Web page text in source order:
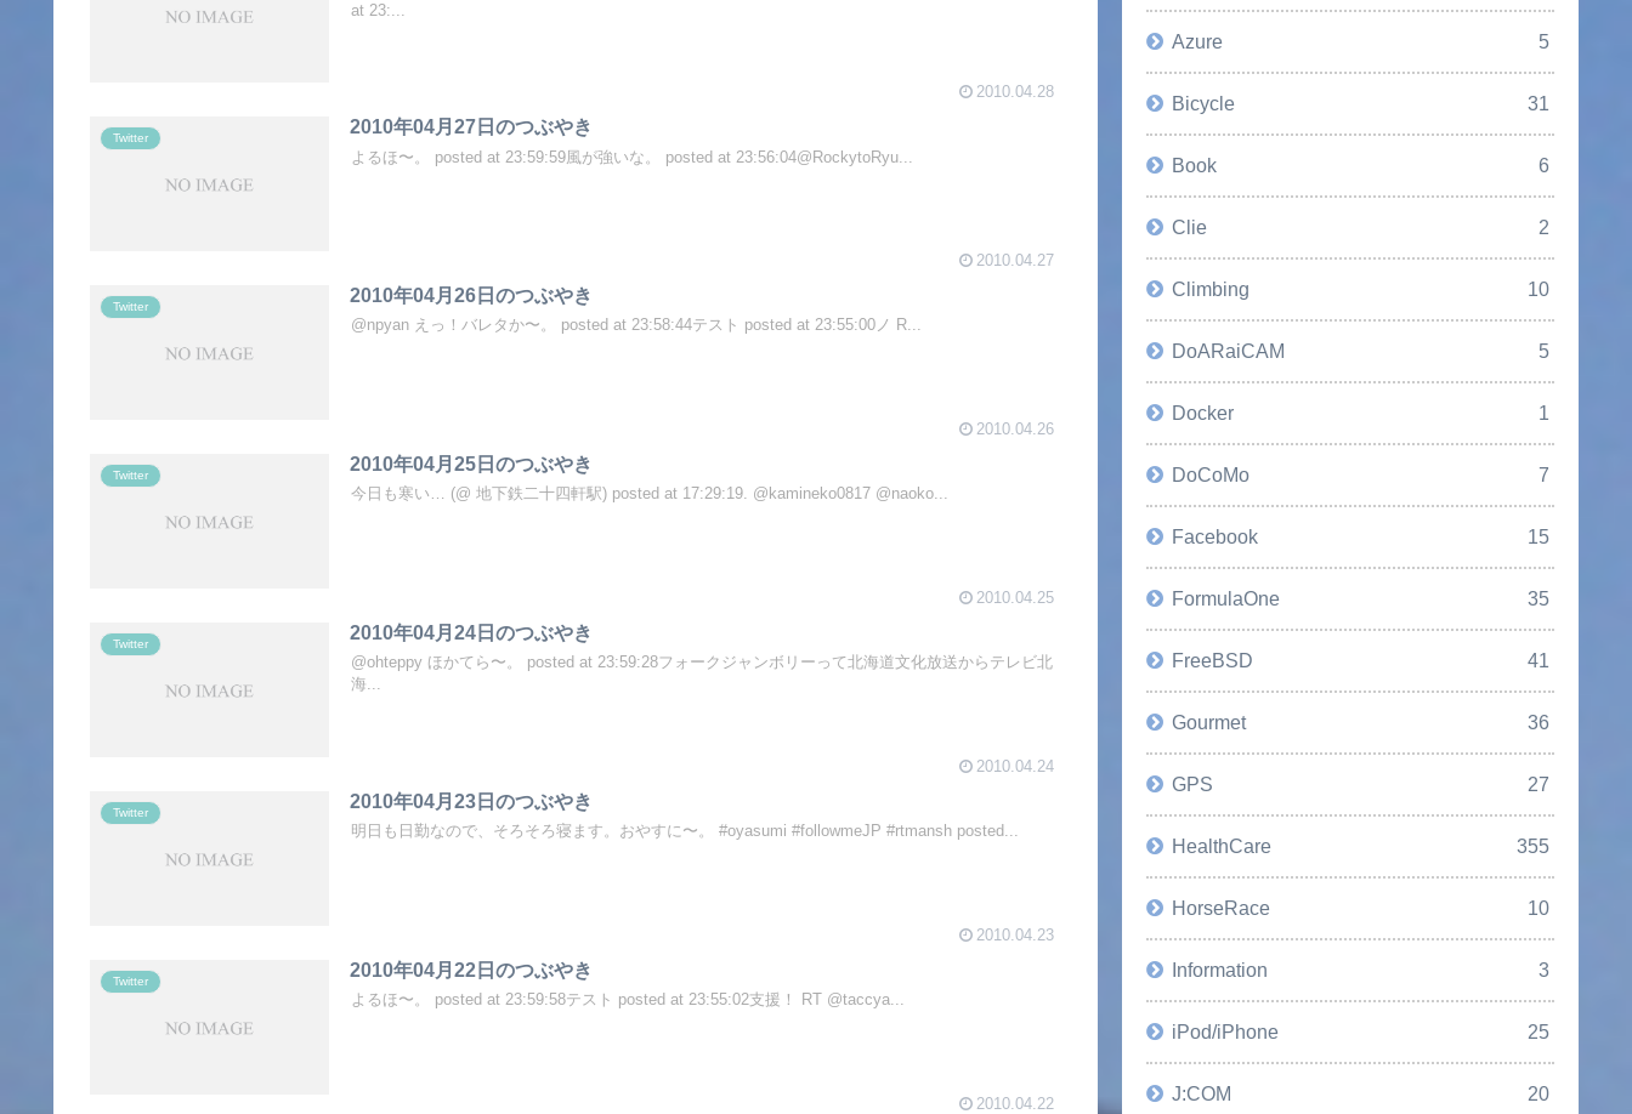
at 23:...
2010.04.28
Twitter
2010年04月27日のつぶやき
よるほ〜。 posted at 23:59:59風が強いな。 posted at 23:56:04@RockytoRyu...
2010.04.27
Twitter
2010年04月26日のつぶやき
@npyan えっ！バレタか〜。 posted at 23:58:44テスト posted at 23:55:00ノ R...
2010.04.26
Twitter
2010年04月25日のつぶやき
今日も寒い… (@ 地下鉄二十四軒駅) posted at 17:29:19. @kamineko0817 @naoko...
2010.04.25
Twitter
2010年04月24日のつぶやき
@ohteppy ほかてら〜。 posted at 23:59:28フォークジャンボリーって北海道文化放送からテレビ北
海...
2010.04.24
Twitter
2010年04月23日のつぶやき
明日も日勤なので、そろそろ寝ます。おやすに〜。 #oyasumi #followmeJP #rtmansh posted...
2010.04.23
Twitter
2010年04月22日のつぶやき
よるほ〜。 posted at 23:59:58テスト posted at 23:55:02支援！ RT @taccya...
2010.04.22
Azure 5
Bicycle 31
Book 6
Clie 2
Climbing 10
DoARaiCAM 5
Docker 1
DoCoMo 7
Facebook 15
FormulaOne 35
FreeBSD 41
Gourmet 36
GPS 27
HealthCare 355
HorseRace 10
Information 3
iPod/iPhone 25
J:COM 20